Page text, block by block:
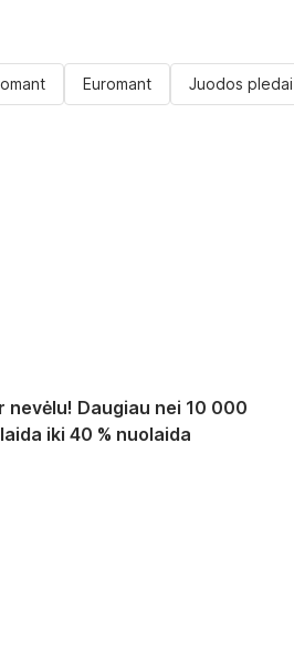
Euromant Juodos pledai
nevėlu! Daugiau nei 10 000
iki 40 % nuolaida